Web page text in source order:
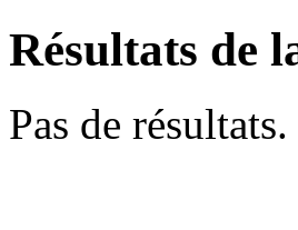
Résultats de
Pas de résultats.